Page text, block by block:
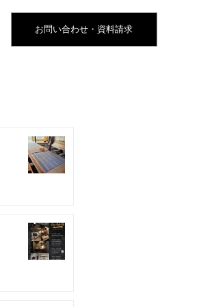
お問い合わせ・資料請求